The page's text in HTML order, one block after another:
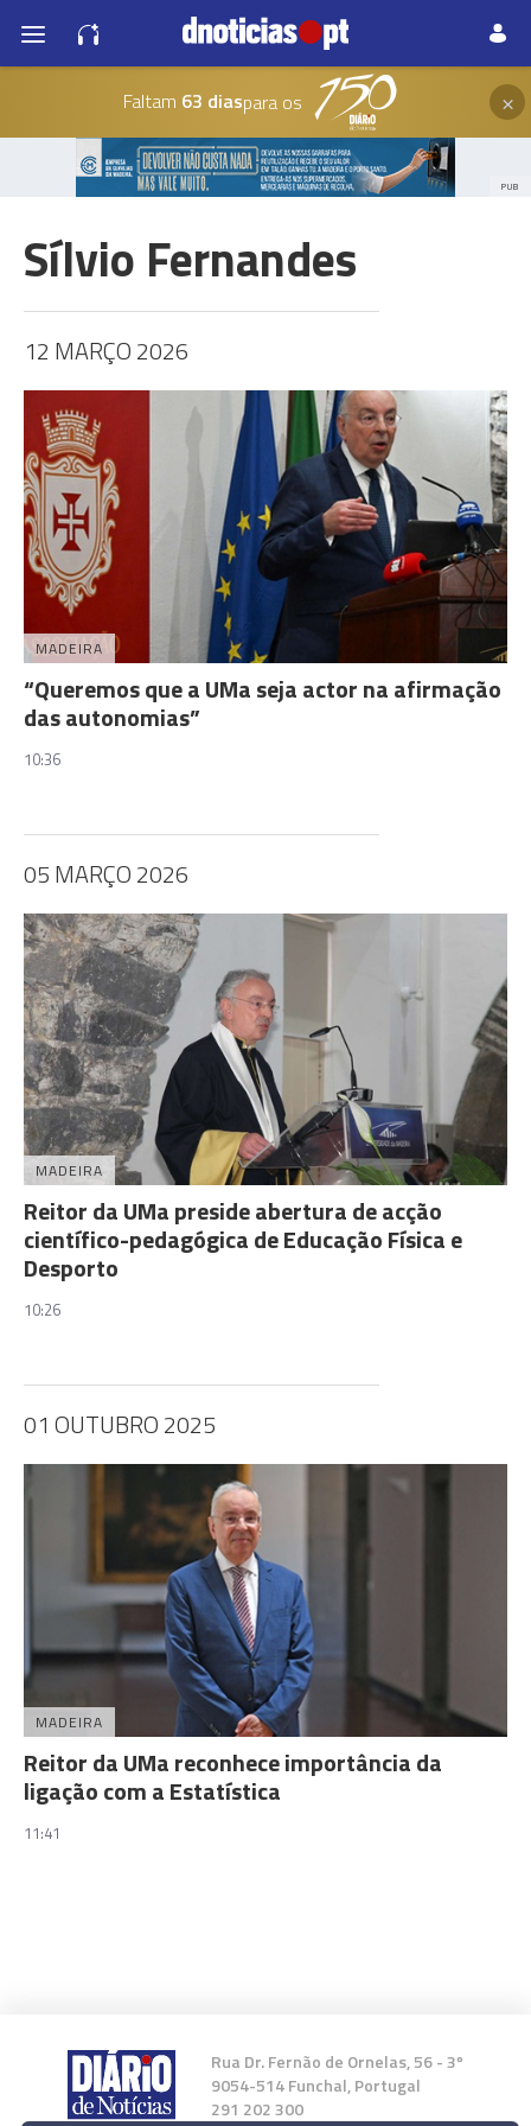
Faltam 63 diaspara os ×
PUB
Sílvio Fernandes
12 MARÇO 2026
MADEIRA
“Queremos que a UMa seja actor na afirmação
das autonomias”
10:36
05 MARÇO 2026
MADEIRA
Reitor da UMa preside abertura de acção
científico-pedagógica de Educação Física e
Desporto
10:26
01 OUTUBRO 2025
MADEIRA
Reitor da UMa reconhece importância da
ligação com a Estatística
11:41
Rua Dr. Fernão de Ornelas, 56 - 3º
9054-514 Funchal, Portugal
291 202 300